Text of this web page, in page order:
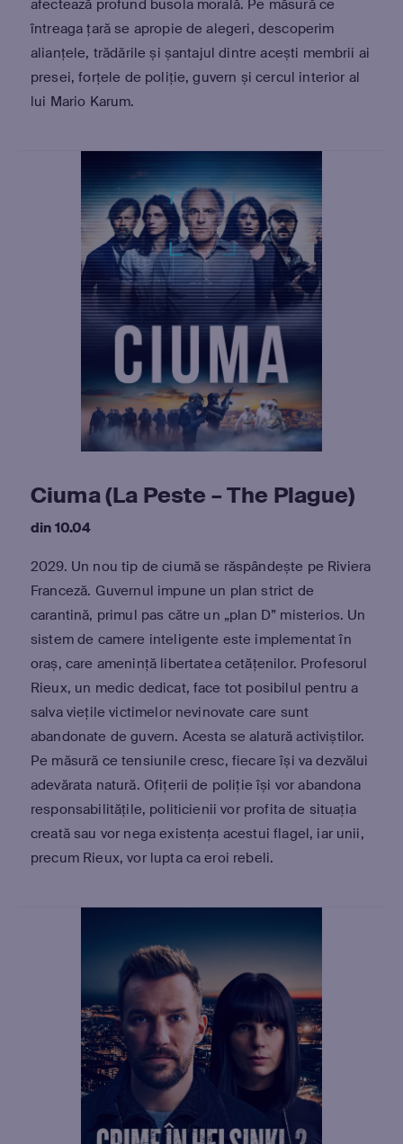
afectează profund busola morală. Pe măsură ce
întreaga țară se apropie de alegeri, descoperim
alianțele, trădările și șantajul dintre acești membrii ai
presei, forțele de poliție, guvern și cercul interior al
lui Mario Karum.
Ciuma (La Peste – The Plague)
din 10.04
2029. Un nou tip de ciumă se răspândește pe Riviera
Franceză. Guvernul impune un plan strict de
carantină, primul pas către un „plan D” misterios. Un
sistem de camere inteligente este implementat în
oraș, care amenință libertatea cetățenilor. Profesorul
Rieux, un medic dedicat, face tot posibilul pentru a
salva viețile victimelor nevinovate care sunt
abandonate de guvern. Acesta se alatură activiștilor.
Pe măsură ce tensiunile cresc, fiecare își va dezvălui
adevărata natură. Ofițerii de poliție își vor abandona
responsabilitățile, politicienii vor profita de situația
creată sau vor nega existența acestui flagel, iar unii,
precum Rieux, vor lupta ca eroi rebeli.